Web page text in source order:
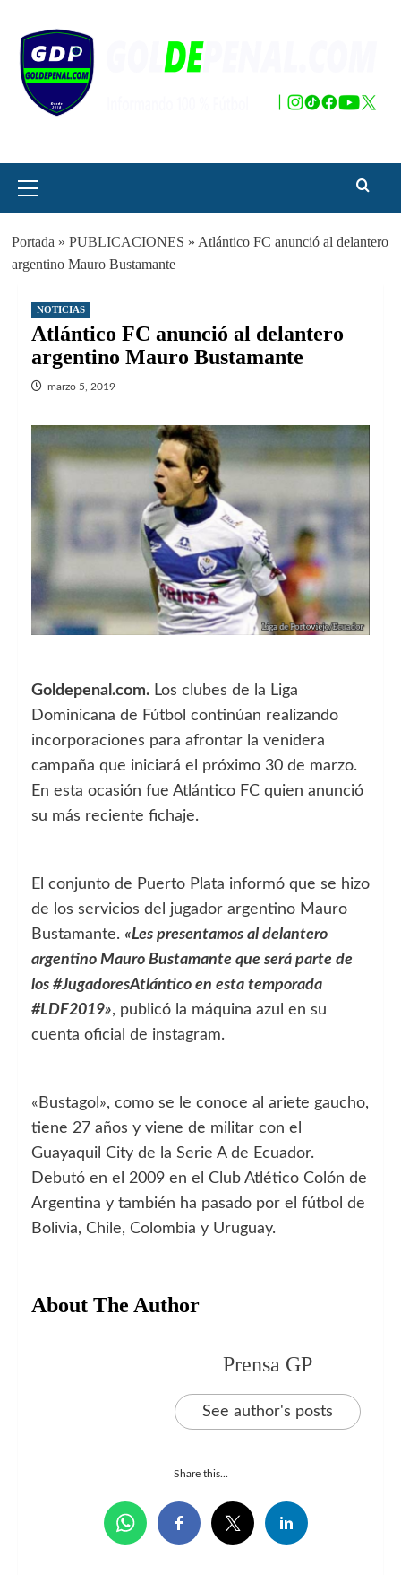
contenido
principal
Portada » PUBLICACIONES » Atlántico FC anunció al delantero
argentino Mauro Bustamante
NOTICIAS
Atlántico FC anunció al delantero
argentino Mauro Bustamante
marzo 5, 2019
Goldepenal.com. Los clubes de la Liga
Dominicana de Fútbol continúan realizando
incorporaciones para afrontar la venidera
campaña que iniciará el próximo 30 de marzo.
En esta ocasión fue Atlántico FC quien anunció
su más reciente fichaje.
El conjunto de Puerto Plata informó que se hizo
de los servicios del jugador argentino Mauro
Bustamante. «Les presentamos al delantero
argentino Mauro Bustamante que será parte de
los #JugadoresAtlántico en esta temporada
#LDF2019», publicó la máquina azul en su
cuenta oficial de instagram.
«Bustagol», como se le conoce al ariete gaucho,
tiene 27 años y viene de militar con el
Guayaquil City de la Serie A de Ecuador.
Debutó en el 2009 en el Club Atlético Colón de
Argentina y también ha pasado por el fútbol de
Bolivia, Chile, Colombia y Uruguay.
About The Author
Prensa GP
See author's posts
Share this...